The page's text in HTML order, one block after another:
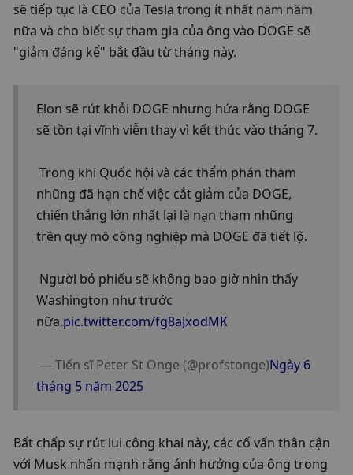
sẽ tiếp tục là CEO của Tesla trong ít nhất năm năm
nữa và cho biết sự tham gia của ông vào DOGE sẽ
"giảm đáng kể" bắt đầu từ tháng này.
Elon sẽ rút khỏi DOGE nhưng hứa rằng DOGE
sẽ tồn tại vĩnh viễn thay vì kết thúc vào tháng 7.
nhũng đã hạn chế việc cắt giảm của DOGE,
chiến thắng lớn nhất lại là nạn tham nhũng
trên quy mô công nghiệp mà DOGE đã tiết lộ.
Washington như trước
nữa.pic.twitter.com/fg8aJxodMK
— Tiến sĩ Peter St Onge (@profstonge)Ngày 6
tháng 5 năm 2025
Bất chấp sự rút lui công khai này, các cố vấn thân cận
với Musk nhấn mạnh rằng ảnh hưởng của ông trong